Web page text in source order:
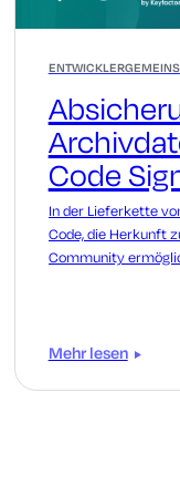
Code
In der Lieferkette
Code, die Herkunft
Community
Mehr lesen